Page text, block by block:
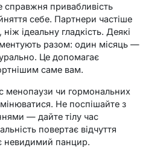
справжня привабливість
себе. Партнери частіше
ідеальну гладкість. Деякі
разом: один місяць —
Це допомагає
саме вам.
менопаузи чи гормональних
Не поспішайте з
— дайте тілу час
повертає відчуття
невидимий панцир.